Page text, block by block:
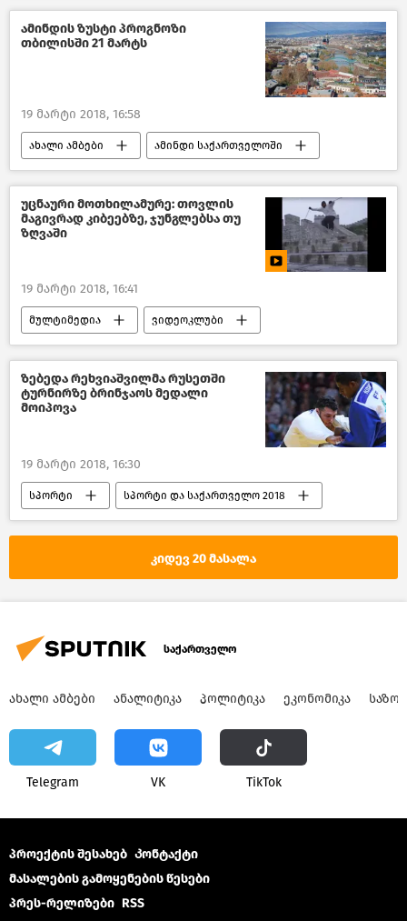
ამინდის ზუსტი პროგნოზი
თბილისში 21 მარტს
19 მარტი 2018, 16:58
ახალი ამბები ამინდი საქართველოში
თბილისი დღეს საქართველო
უცნაური მოთხილამურე: თოვლის
მაგივრად კიბეებზე, ჯუნგლებსა თუ
ზღვაში
19 მარტი 2018, 16:41
მულტიმედია ვიდეოკლუბი
ზებედა რეხვიაშვილმა რუსეთში
ტურნირზე ბრინჯაოს მედალი
მოიპოვა
19 მარტი 2018, 16:30
სპორტი სპორტი და საქართველო 2018
კიდევ 20 მასალა
საქართველო
ᲐᲮᲐᲚᲘ ᲐᲛᲑᲔᲑᲘ ᲐᲜᲐᲚᲘᲢᲘᲙᲐ ᲞᲝᲚᲘᲢᲘᲙᲐ ᲔᲙᲝᲜᲝᲛᲘᲙᲐ
Telegram VK ТikТоk
პროექტის შესახებ Კონტაქტი
მასალების გამოყენების წესები
პრეს-რელიზები RSS